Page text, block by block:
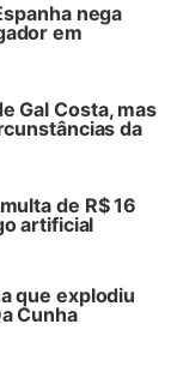
nega
em
Gal Costa, mas
da
de R$ 16
artificial
que explodiu
Cunha